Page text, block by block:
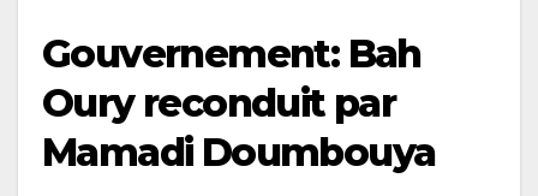
Gouvernement: Bah
Oury reconduit par
Mamadi Doumbouya